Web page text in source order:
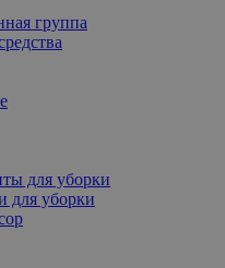
группа
для уборки
для уборки